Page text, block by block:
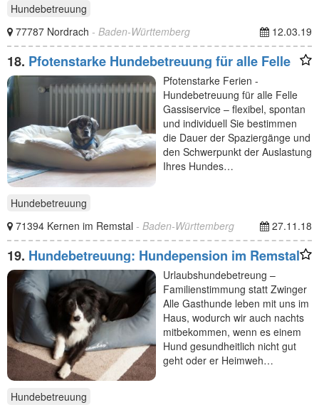
Hundebetreuung
77787 Nordrach - Baden-Württemberg 12.03.19
18. Pfotenstarke Hundebetreuung für alle Felle
Pfotenstarke Ferien -
Hundebetreuung für alle Felle
Gassiservice – flexibel, spontan
und individuell Sie bestimmen
die Dauer der Spaziergänge und
den Schwerpunkt der Auslastung
Ihres Hundes…
Hundebetreuung
71394 Kernen im Remstal - Baden-Württemberg 27.11.18
19. Hundebetreuung: Hundepension im Remstal
Urlaubshundebetreung –
Familienstimmung statt Zwinger
Alle Gasthunde leben mit uns im
Haus, wodurch wir auch nachts
mitbekommen, wenn es einem
Hund gesundheitlich nicht gut
geht oder er Heimweh…
Hundebetreuung